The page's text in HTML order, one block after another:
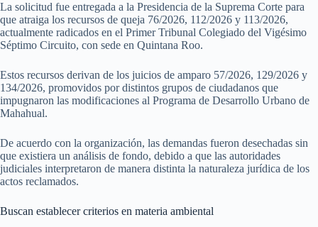
La solicitud fue entregada a la Presidencia de la Suprema Corte para
que atraiga los recursos de queja 76/2026, 112/2026 y 113/2026,
actualmente radicados en el Primer Tribunal Colegiado del Vigésimo
Séptimo Circuito, con sede en Quintana Roo.
Estos recursos derivan de los juicios de amparo 57/2026, 129/2026 y
134/2026, promovidos por distintos grupos de ciudadanos que
impugnaron las modificaciones al Programa de Desarrollo Urbano de
Mahahual.
De acuerdo con la organización, las demandas fueron desechadas sin
que existiera un análisis de fondo, debido a que las autoridades
judiciales interpretaron de manera distinta la naturaleza jurídica de los
actos reclamados.
Buscan establecer criterios en materia ambiental